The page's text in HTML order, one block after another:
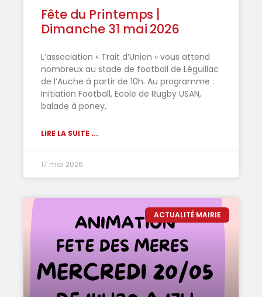
Fête du Printemps |
Dimanche 31 mai 2026
L’association « Trait d’Union » vous attend
nombreux au stade de football de Léguillac
de l’Auche à partir de 10h. Au programme :
Initiation Football, Ecole de Rugby USAN,
balade à poney,
LIRE LA SUITE ...
17 mai 2026
ACTUALITÉ MAIRIE